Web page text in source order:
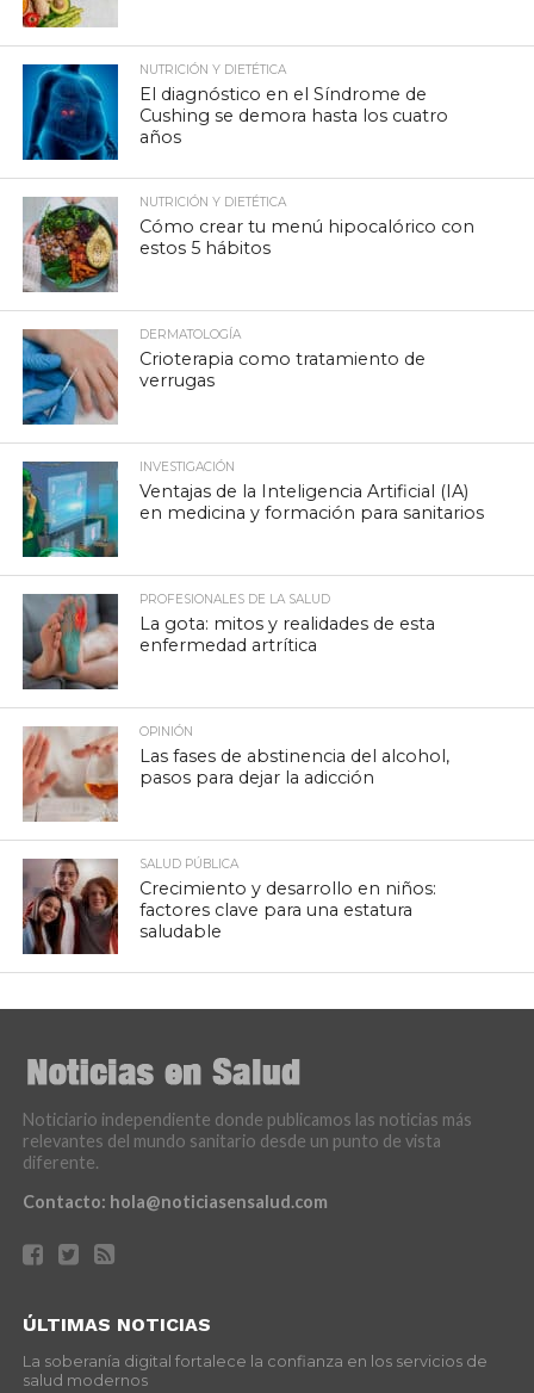
NUTRICIÓN Y DIETÉTICA
El diagnóstico en el Síndrome de
Cushing se demora hasta los cuatro
años
NUTRICIÓN Y DIETÉTICA
Cómo crear tu menú hipocalórico con
estos 5 hábitos
DERMATOLOGÍA
Crioterapia como tratamiento de
verrugas
INVESTIGACIÓN
Ventajas de la Inteligencia Artificial (IA)
en medicina y formación para sanitarios
PROFESIONALES DE LA SALUD
La gota: mitos y realidades de esta
enfermedad artrítica
OPINIÓN
Las fases de abstinencia del alcohol,
pasos para dejar la adicción
SALUD PÚBLICA
Crecimiento y desarrollo en niños:
factores clave para una estatura
saludable
Noticiario independiente donde publicamos las noticias más
relevantes del mundo sanitario desde un punto de vista
diferente.
Contacto: hola@noticiasensalud.com
ÚLTIMAS NOTICIAS
La soberanía digital fortalece la confianza en los servicios de
salud modernos